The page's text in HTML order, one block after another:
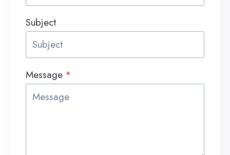
Subject
Message *